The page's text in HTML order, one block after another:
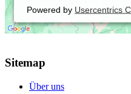
Powered by Usercentrics
Sitemap
Über uns